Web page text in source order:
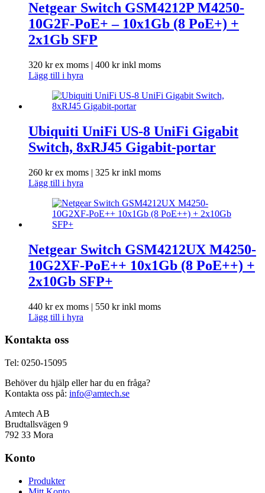
Netgear Switch GSM4212P M4250-
10G2F-PoE+ – 10x1Gb (8 PoE+) +
2x1Gb SFP
320 krex moms | 400 krinkl moms
Lägg till i hyra
Ubiquiti UniFi US-8 UniFi Gigabit
Switch, 8xRJ45 Gigabit-portar
260 krex moms | 325 krinkl moms
Lägg till i hyra
Netgear Switch GSM4212UX M4250-
10G2XF-PoE++ 10x1Gb (8 PoE++) +
2x10Gb SFP+
440 krex moms | 550 krinkl moms
Lägg till i hyra
Kontakta oss
Tel: 0250-15095
Behöver du hjälp eller har du en fråga?
Kontakta oss på: info@amtech.se
Amtech AB
Brudtallsvägen 9
792 33 Mora
Konto
Produkter